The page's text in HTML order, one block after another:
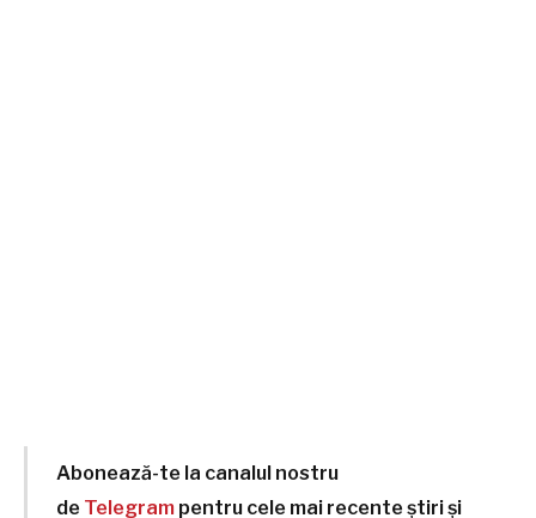
Abonează-te la canalul nostru
de Telegram pentru cele mai recente știri și